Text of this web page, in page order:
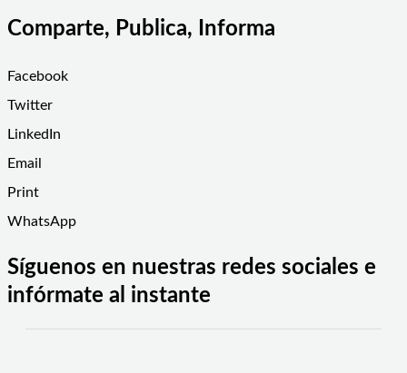
Comparte, Publica, Informa
Facebook
Twitter
LinkedIn
Email
Print
WhatsApp
Síguenos en nuestras redes sociales e
infórmate al instante